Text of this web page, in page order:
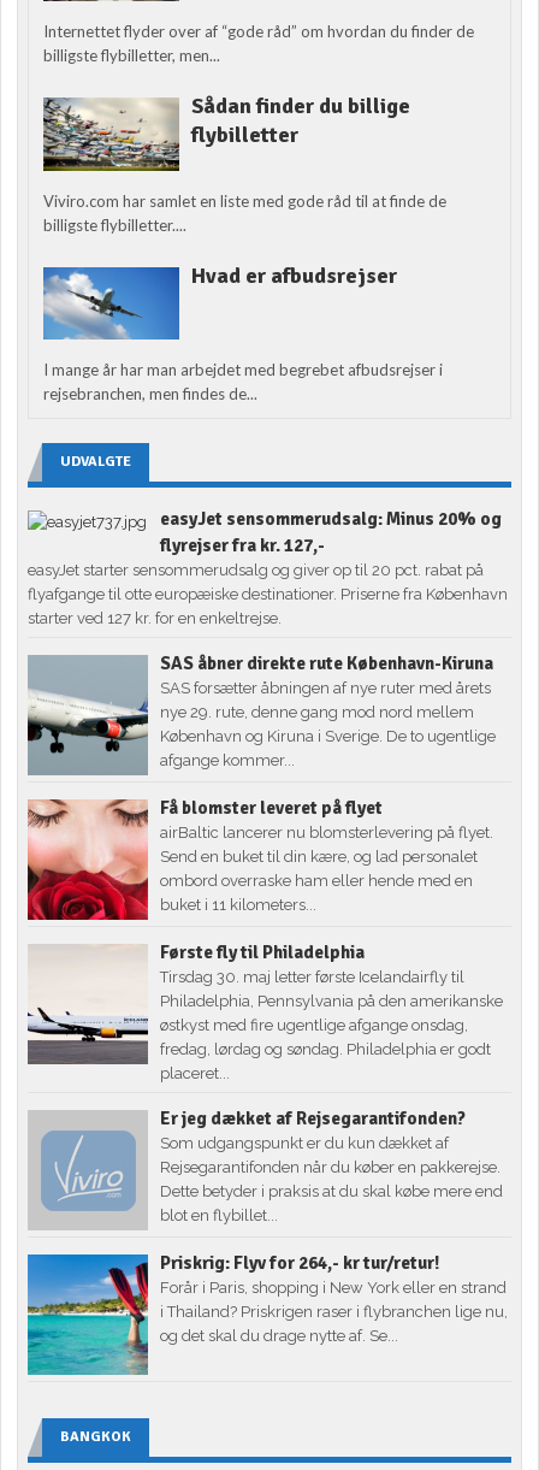
Internettet flyder over af “gode råd” om hvordan du finder de
billigste flybilletter, men...
Sådan finder du billige
flybilletter
Viviro.com har samlet en liste med gode råd til at finde de
billigste flybilletter....
Hvad er afbudsrejser
I mange år har man arbejdet med begrebet afbudsrejser i
rejsebranchen, men findes de...
UDVALGTE
easyJet sensommerudsalg: Minus 20% og
flyrejser fra kr. 127,-
easyJet starter sensommerudsalg og giver op til 20 pct. rabat på
flyafgange til otte europæiske destinationer. Priserne fra København
starter ved 127 kr. for en enkeltrejse.
SAS åbner direkte rute København-Kiruna
SAS forsætter åbningen af nye ruter med årets
nye 29. rute, denne gang mod nord mellem
København og Kiruna i Sverige. De to ugentlige
afgange kommer...
Få blomster leveret på flyet
airBaltic lancerer nu blomsterlevering på flyet.
Send en buket til din kære, og lad personalet
ombord overraske ham eller hende med en
buket i 11 kilometers...
Første fly til Philadelphia
Tirsdag 30. maj letter første Icelandairfly til
Philadelphia, Pennsylvania på den amerikanske
østkyst med fire ugentlige afgange onsdag,
fredag, lørdag og søndag. Philadelphia er godt
placeret...
Er jeg dækket af Rejsegarantifonden?
Som udgangspunkt er du kun dækket af
Rejsegarantifonden når du køber en pakkerejse.
Dette betyder i praksis at du skal købe mere end
blot en flybillet...
Priskrig: Flyv for 264,- kr tur/retur!
Forår i Paris, shopping i New York eller en strand
i Thailand? Priskrigen raser i flybranchen lige nu,
og det skal du drage nytte af. Se...
BANGKOK